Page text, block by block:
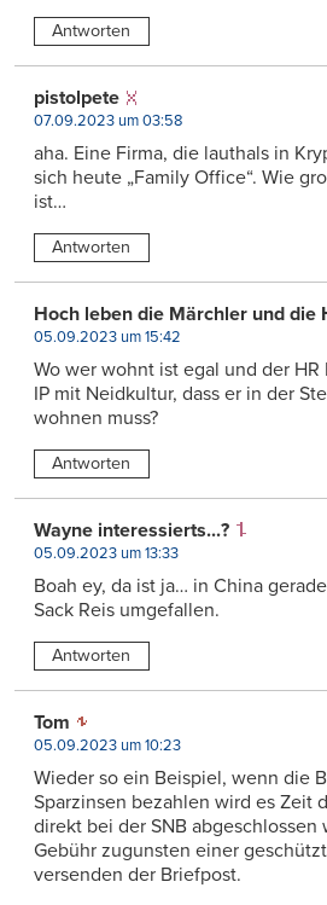
Antworten
pistolpete
07.09.2023 um 03:58
aha. Eine Firma, die lauthals in
sich heute „Family Office“. Wie
ist…
Antworten
Hoch leben die Märchler und die
05.09.2023 um 15:42
Wo wer wohnt ist egal und der HR
IP mit Neidkultur, dass er in der
wohnen muss?
Antworten
Wayne interessierts...?
05.09.2023 um 13:33
Boah ey, da ist ja… in China
Sack Reis umgefallen.
Antworten
Tom
05.09.2023 um 10:23
Wieder so ein Beispiel, wenn die
Sparzinsen bezahlen wird es Zeit
direkt bei der SNB
Gebühr zugunsten einer
versenden der Briefpost.